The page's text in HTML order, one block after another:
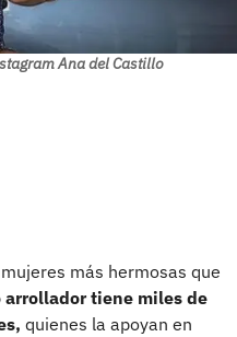
Ana del Castillo
más hermosas que
arrollador tiene miles de
quienes la apoyan en